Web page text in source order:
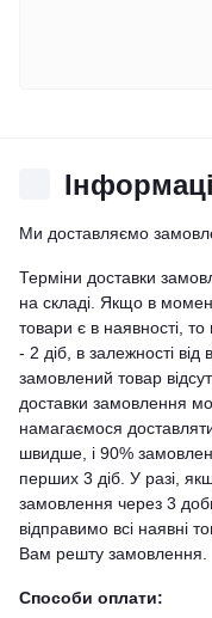
Ми доставляємо
Терміни доставки
на складі. Якщо в
товари є в наявності,
- 2 діб, в залежності
замовлений товар
доставки замовлення
намагаємося
швидше, і 90%
перших 3 діб. У разі,
замовлення через 3
відправимо всі наявні
Вам решту замовлення.
Способи оплати: